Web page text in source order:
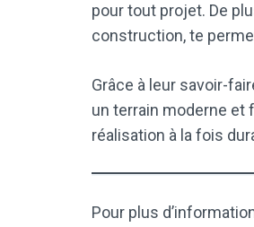
pour tout projet. De
construction, te
Grâce à leur savoir-
un terrain moderne et
réalisation à la fois
Pour plus